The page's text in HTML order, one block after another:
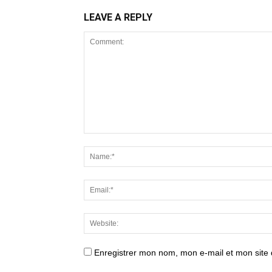
LEAVE A REPLY
Enregistrer mon nom, mon e-mail et mon